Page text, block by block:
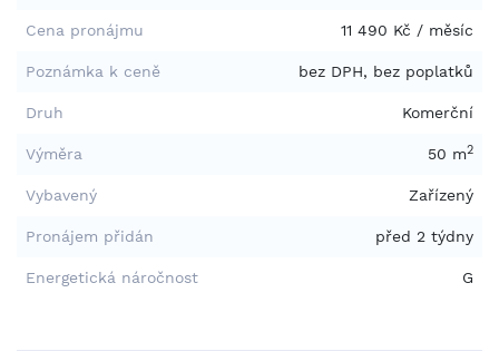
Cena pronájmu 11 490 Kč / měsíc
Poznámka k ceně bez DPH, bez poplatků
Druh Komerční
Výměra 50 m2
Vybavený Zařízený
Pronájem přidán před 2 týdny
Energetická náročnost G